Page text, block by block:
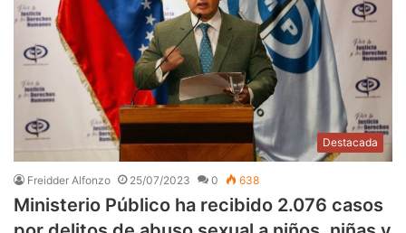
Destacada
Freidder Alfonzo 25/07/2023 0 638
Ministerio Público ha recibido 2.076 casos